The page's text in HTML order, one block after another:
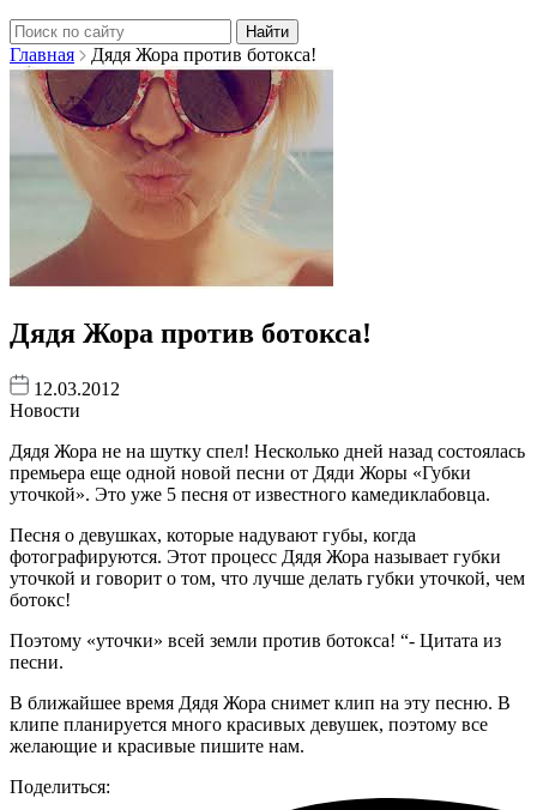
Найти:
Главная
Дядя Жора против ботокса!
Дядя Жора против ботокса!
12.03.2012
Новости
Дядя Жора не на шутку спел! Несколько дней назад состоялась
премьера еще одной новой песни от Дяди Жоры «Губки
уточкой». Это уже 5 песня от известного камедиклабовца.
Песня о девушках, которые надувают губы, когда
фотографируются. Этот процесс Дядя Жора называет губки
уточкой и говорит о том, что лучше делать губки уточкой, чем
ботокс!
Поэтому «уточки» всей земли против ботокса! “- Цитата из
песни.
В ближайшее время Дядя Жора снимет клип на эту песню. В
клипе планируется много красивых девушек, поэтому все
желающие и красивые пишите нам.
Поделиться: